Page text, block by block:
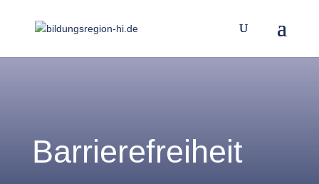
Barrierefreiheit